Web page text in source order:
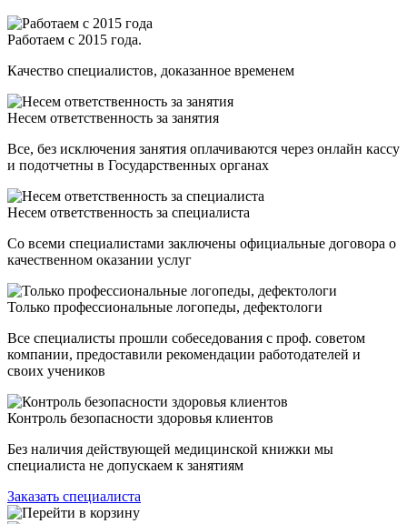
Работаем с 2015 года.
Качество специалистов, доказанное временем
Несем ответственность за занятия
Все, без исключения занятия оплачиваются через онлайн кассу
и подотчетны в Государственных органах
Несем ответственность за специалиста
Со всеми специалистами заключены официальные договора о
качественном оказании услуг
Только профессиональные логопеды, дефектологи
Все специалисты прошли собеседования с проф. советом
компании, предоставили рекомендации работодателей и
своих учеников
Контроль безопасности здоровья клиентов
Без наличия действующей медицинской книжки мы
специалиста не допускаем к занятиям
Заказать специалиста